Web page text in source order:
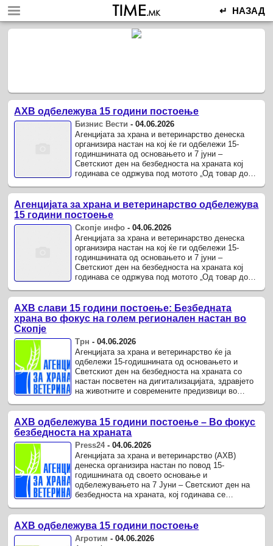
↵ НАЗАД
АХВ одбележува 15 години постоење
Бизнис Вести -04.06.2026
Агенцијата за храна и ветеринарство денеска
организира настан на кој ќе ги одбележи 15-
годиншнината од основањето и 7 јуни –
Светскиот ден на безбедноста на храната кој
годинава се одржува под мотото „Од товар до
Агенцијата за храна и ветеринарство одбележува
15 години постоење
Скопје инфо -04.06.2026
Агенцијата за храна и ветеринарство денеска
организира настан на кој ќе ги одбележи 15-
годиншнината од основањето и 7 јуни –
Светскиот ден на безбедноста на храната кој
годинава се одржува под мотото „Од товар до
АХВ слави 15 години постоење: Безбедната
храна во фокус на голем регионален настан во
Скопје
Трн -04.06.2026
Агенцијата за храна и ветеринарство ќе ја
одбележи 15-годишнината од основањето и
Светскиот ден на безбедноста на храната со
настан посветен на дигитализацијата, здравјето
на животните и современите предизвици во
АХВ одбележува 15 години постоење – Во фокус
безбедноста на храната
Press24-04.06.2026
Агенцијата за храна и ветеринарство (АХВ)
денеска организира настан по повод 15-
годишнината од своето основање и
одбележувањето на 7 Јуни – Светскиот ден на
безбедноста на храната, кој годинава се
Безбедна ...
АХВ одбележува 15 години постоење
Агротим -04.06.2026